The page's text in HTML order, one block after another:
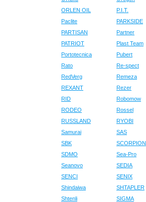
ORLEN OIL
P.I.T.
Paclite
PARKSIDE
PARTISAN
Partner
PATRIOT
Plast Team
Portotecnica
Pubert
Rato
Re-spect
RedVerg
Remeza
REXANT
Rezer
RID
Robomow
RODEO
Rossel
RUSSLAND
RYOBI
Samurai
SAS
SBK
SCORPION
SDMO
Sea-Pro
Seanovo
SEDIA
SENCI
SENIX
Shindaiwa
SHTAPLER
Shtenli
SIGMA